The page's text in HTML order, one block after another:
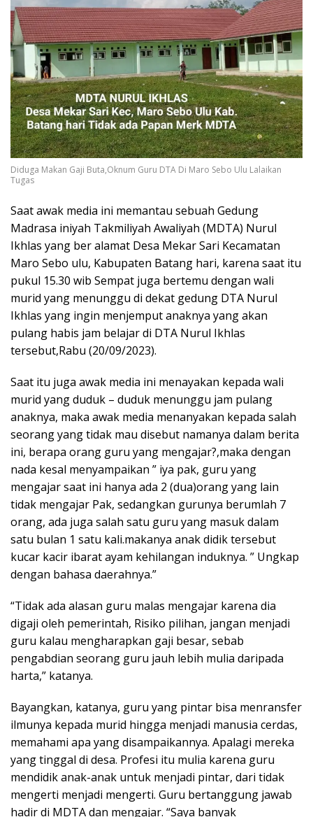
Diduga Makan Gaji Buta,Oknum Guru DTA Di Maro Sebo Ulu Lalaikan
Tugas
Saat awak media ini memantau sebuah Gedung
Madrasa iniyah Takmiliyah Awaliyah (MDTA) Nurul
Ikhlas yang ber alamat Desa Mekar Sari Kecamatan
Maro Sebo ulu, Kabupaten Batang hari, karena saat itu
pukul 15.30 wib Sempat juga bertemu dengan wali
murid yang menunggu di dekat gedung DTA Nurul
Ikhlas yang ingin menjemput anaknya yang akan
pulang habis jam belajar di DTA Nurul Ikhlas
tersebut,Rabu (20/09/2023).
Saat itu juga awak media ini menayakan kepada wali
murid yang duduk – duduk menunggu jam pulang
anaknya, maka awak media menanyakan kepada salah
seorang yang tidak mau disebut namanya dalam berita
ini, berapa orang guru yang mengajar?,maka dengan
nada kesal menyampaikan ” iya pak, guru yang
mengajar saat ini hanya ada 2 (dua)orang yang lain
tidak mengajar Pak, sedangkan gurunya berumlah 7
orang, ada juga salah satu guru yang masuk dalam
satu bulan 1 satu kali.makanya anak didik tersebut
kucar kacir ibarat ayam kehilangan induknya. ” Ungkap
dengan bahasa daerahnya.”
“Tidak ada alasan guru malas mengajar karena dia
digaji oleh pemerintah, Risiko pilihan, jangan menjadi
guru kalau mengharapkan gaji besar, sebab
pengabdian seorang guru jauh lebih mulia daripada
harta,” katanya.
Bayangkan, katanya, guru yang pintar bisa menransfer
ilmunya kepada murid hingga menjadi manusia cerdas,
memahami apa yang disampaikannya. Apalagi mereka
yang tinggal di desa. Profesi itu mulia karena guru
mendidik anak-anak untuk menjadi pintar, dari tidak
mengerti menjadi mengerti. Guru bertanggung jawab
hadir di MDTA dan mengajar. “Saya banyak